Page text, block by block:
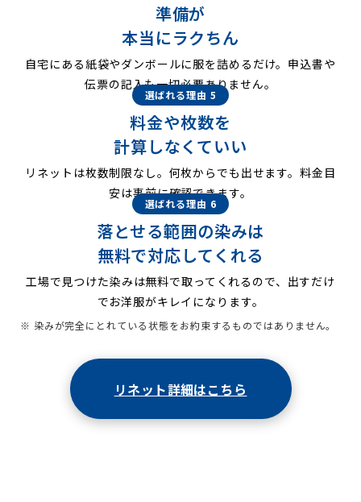
準備が
本当にラクちん
自宅にある紙袋やダンボールに服を詰めるだけ。申込書や
伝票の記入も一切必要ありません。
選ばれる理由 5
料金や枚数を
計算しなくていい
リネットは枚数制限なし。何枚からでも出せます。料金目
安は事前に確認できます。
選ばれる理由 6
落とせる範囲の染みは
無料で対応してくれる
工場で見つけた染みは無料で取ってくれるので、出すだけ
でお洋服がキレイになります。
※ 染みが完全にとれている状態をお約束するものではありません。
リネット詳細はこちら